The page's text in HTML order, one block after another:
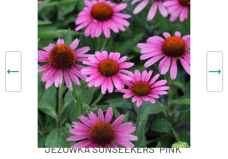
JEŻÓWKA SUNSEEKERS "PINK"